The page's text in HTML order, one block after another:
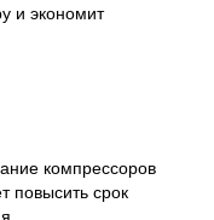
и экономит
компрессоров
повысить срок